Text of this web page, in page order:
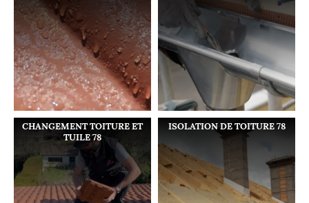
CHANGEMENT TOITURE ET
TUILE 78
ISOLATION DE TOITURE 78